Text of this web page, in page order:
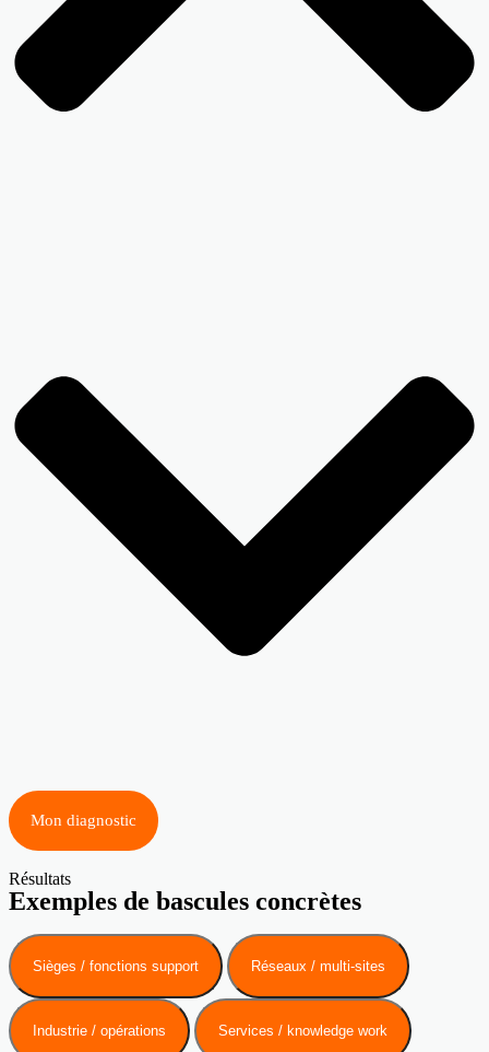
Mon diagnostic
Résultats
Exemples de bascules concrètes
Sièges / fonctions support Réseaux / multi-sites
Industrie / opérations Services / knowledge work